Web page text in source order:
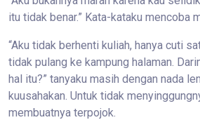
itu tidak benar.” Kata-kataku mencoba
“Aku tidak berhenti kuliah, hanya cuti
tidak pulang ke kampung halaman.
hal itu?” tanyaku masih dengan nada
kuusahakan. Untuk tidak
membuatnya terpojok.